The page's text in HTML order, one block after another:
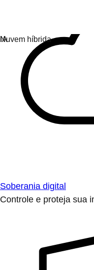
Soberania digital
Controle e proteja sua